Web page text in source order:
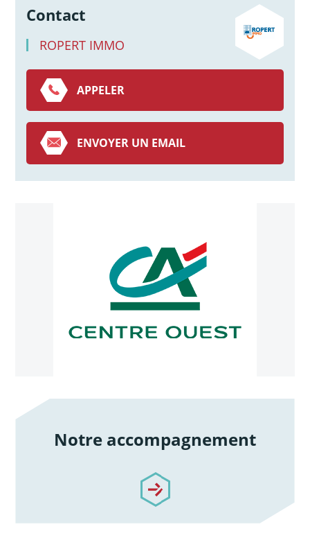
Contact
ROPERT IMMO
APPELER
ENVOYER UN EMAIL
Notre accompagnement
/notre-accompagnement